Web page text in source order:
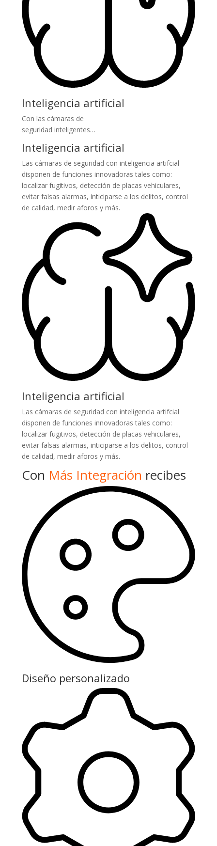
Inteligencia artificial
Con las cámaras de
seguridad inteligentes…
Inteligencia artificial
Las cámaras de seguridad con inteligencia artifcial
disponen de funciones innovadoras tales como:
localizar fugitivos, detección de placas vehiculares,
evitar falsas alarmas, inticiparse a los delitos, control
de calidad, medir aforos y más.
Inteligencia artificial
Las cámaras de seguridad con inteligencia artifcial
disponen de funciones innovadoras tales como:
localizar fugitivos, detección de placas vehiculares,
evitar falsas alarmas, inticiparse a los delitos, control
de calidad, medir aforos y más.
Con Más Integración recibes
Diseño personalizado